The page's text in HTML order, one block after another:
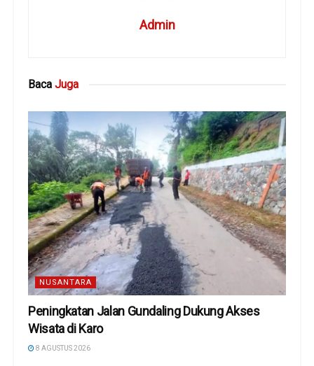
Admin
Baca Juga
NUSANTARA
Peningkatan Jalan Gundaling Dukung Akses
Wisata di Karo
8 AGUSTUS 2026